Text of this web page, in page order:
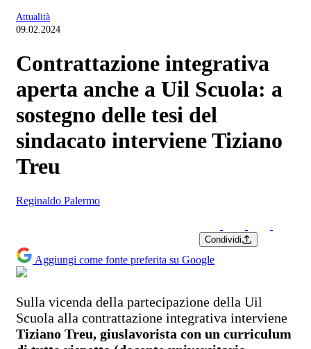
Attualità
09.02.2024
Contrattazione integrativa
aperta anche a Uil Scuola: a
sostegno delle tesi del
sindacato interviene Tiziano
Treu
Reginaldo Palermo
Condividi
Aggiungi come fonte preferita su Google
Sulla vicenda della partecipazione della Uil
Scuola alla contrattazione integrativa interviene
Tiziano Treu, giuslavorista con un curriculum